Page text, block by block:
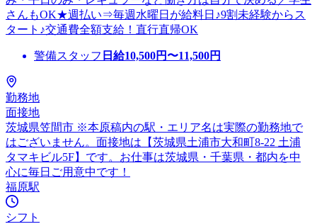
さんもOK★週払い⇒毎週水曜日が給料日♪9割未経験からス
タート♪交通費全額支給！直行直帰OK
警備スタッフ 日給10,500円〜11,500円
勤務地
面接地
茨城県笠間市 ※本原稿内の駅・エリア名は実際の勤務地で
はございません。面接地は【茨城県土浦市大和町8-22 土浦
タマキビル5F】です。お仕事は茨城県・千葉県・都内を中
心に毎日ご用意中です！
福原駅
シフト